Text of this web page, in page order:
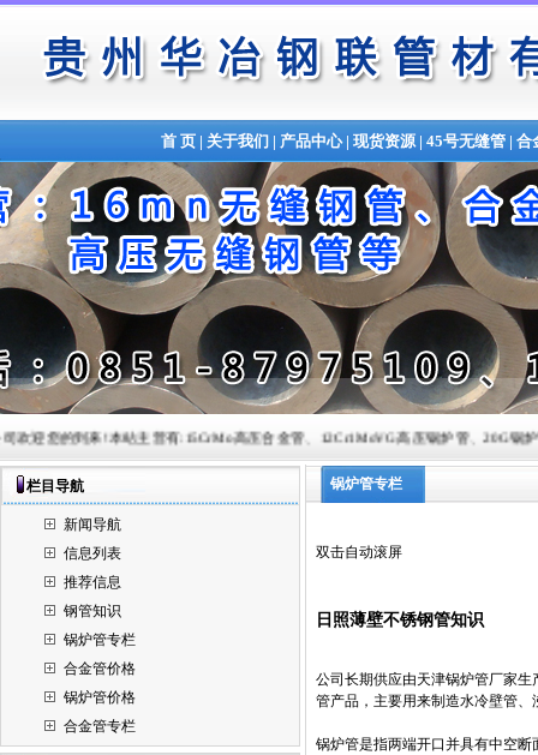
首 页| 关于我们 | 产品中心| 现货资源| 45号无缝管| 合
迎您的到来!本站主营有:15CrMo高压合金管、12Cr1MoVG高压锅炉管、20G锅炉
栏目导航
新闻导航
信息列表
推荐信息
钢管知识
锅炉管专栏
合金管价格
锅炉管价格
合金管专栏
锅炉管专栏
双击自动滚屏
日照薄壁不锈钢管知识
公司长期供应由天津锅炉管厂家生
管产品，主要用来制造水冷壁管
锅炉管是指两端开口并具有中空